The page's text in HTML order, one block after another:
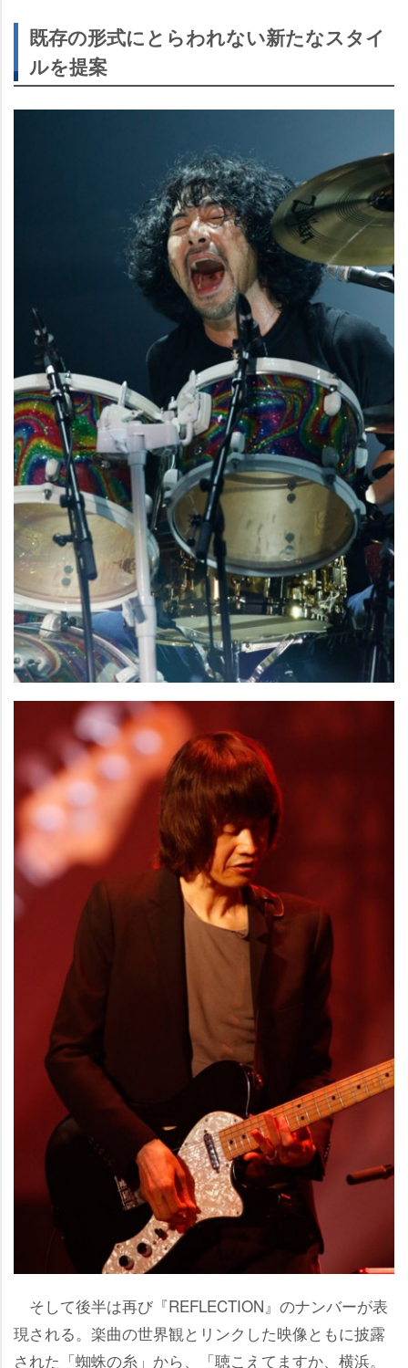
既存の形式にとらわれない新たなスタイ
ルを提案
そして後半は再び『REFLECTION』のナンバーが表
現される。楽曲の世界観とリンクした映像ともに披露
された「蜘蛛の糸」から、「聴こえてますか、横浜。